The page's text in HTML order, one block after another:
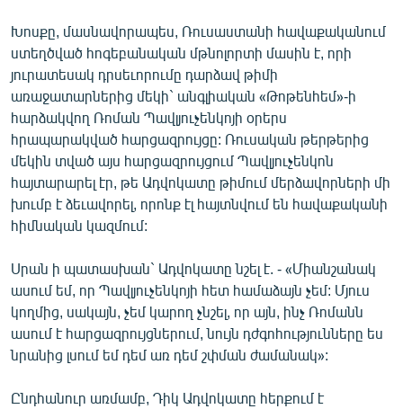
Խոսքը, մասնավորապես, Ռուսաստանի հավաքականում
ստեղծված հոգեբանական մթնոլորտի մասին է, որի
յուրատեսակ դրսեւորումը դարձավ թիմի
առաջատարներից մեկի` անգլիական «Թոթենհեմ»-ի
հարձակվող Ռոման Պավլյուչենկոյի օրերս
հրապարակված հարցազրույցը: Ռուսական թերթերից
մեկին տված այս հարցազրույցում Պավլյուչենկոն
հայտարարել էր, թե Ադվոկատը թիմում մերձավորների մի
խումբ է ձեւավորել, որոնք էլ հայտնվում են հավաքականի
հիմնական կազմում:
Սրան ի պատասխան` Ադվոկատը նշել է. - «Միանշանակ
ասում եմ, որ Պավլյուչենկոյի հետ համաձայն չեմ: Մյուս
կողմից, սակայն, չեմ կարող չնշել, որ այն, ինչ Ռոմանն
ասում է հարցազրույցներում, նույն դժգոհությունները ես
նրանից լսում եմ դեմ առ դեմ շփման ժամանակ»:
Ընդհանուր առմամբ, Դիկ Ադվոկատը հերքում է